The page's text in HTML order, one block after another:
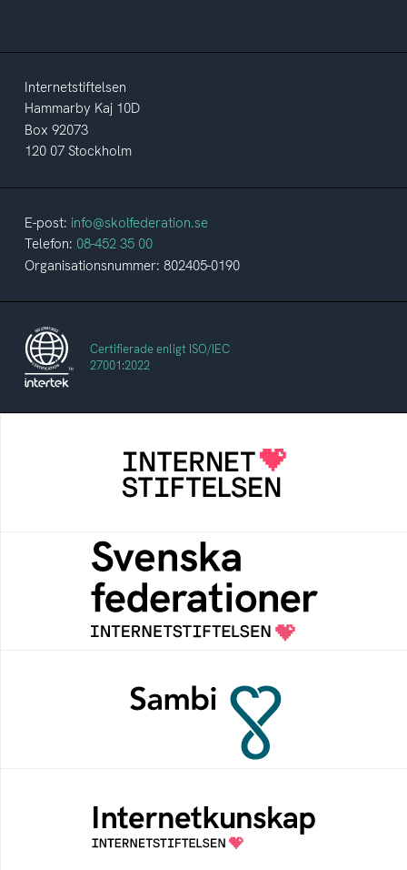
Internetstiftelsen
Hammarby Kaj 10D
Box 92073
120 07 Stockholm
E-post: info@skolfederation.se
Telefon: 08-452 35 00
Organisationsnummer: 802405-0190
Certifierade enligt ISO/IEC
27001:2022
Internetstiftelsen verkar för ett internet som
bidrar positivt till människan och samhället
Svenska federationer
Grunden för medlemskap i en sektors- eller
kontextspecifik federation
Sambi möjliggör en säker åtkomst till
digitala tjänster för sektorn vård, hälsa och
Samlad kunskap som hjälper dig att bli en
säker och medveten internetanvändare